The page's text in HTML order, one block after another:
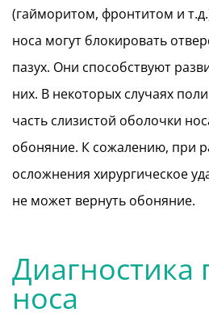
(гайморитом, фронтитом и
носа могут блокировать
пазух. Они способствуют
них. В некоторых случаях
часть слизистой оболочки
обоняние. К сожалению, при
осложнения хирургическое
не может вернуть обоняние.
Диагностика
носа